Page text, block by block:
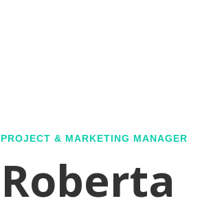
PROJECT & MARKETING MANAGER
Roberta